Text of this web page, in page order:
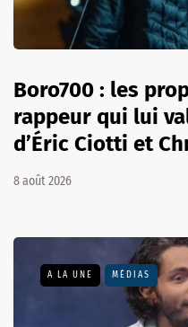
Boro700 : les
rappeur qui lui
d’Éric Ciotti et
8 août 2026
A LA UNE MÉDIAS